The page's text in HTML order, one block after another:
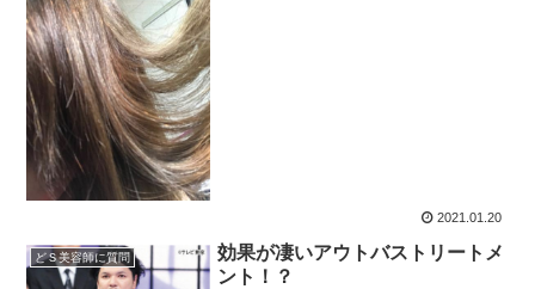
2021.01.20
どＳ美容師に質問
効果が凄いアウトバストリートメ
ント！？